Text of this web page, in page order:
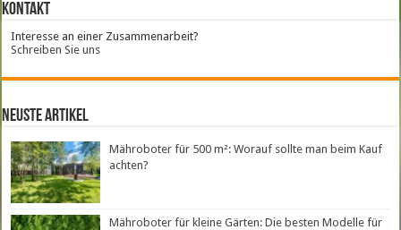
Kontakt
Interesse an einer Zusammenarbeit?
Schreiben Sie uns
neuste Artikel
Mähroboter für 500 m²: Worauf sollte man beim Kauf
achten?
Mähroboter für kleine Gärten: Die besten Modelle für